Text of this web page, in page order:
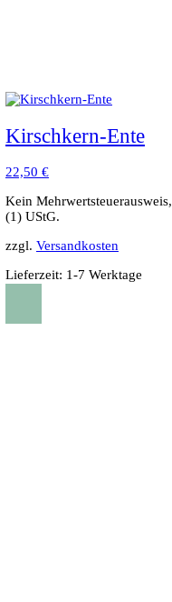
Kirschkern-Ente
22,50 €
Kein
(1) UStG.
zzgl. Versandkosten
Lieferzeit: 1-7 Werktage